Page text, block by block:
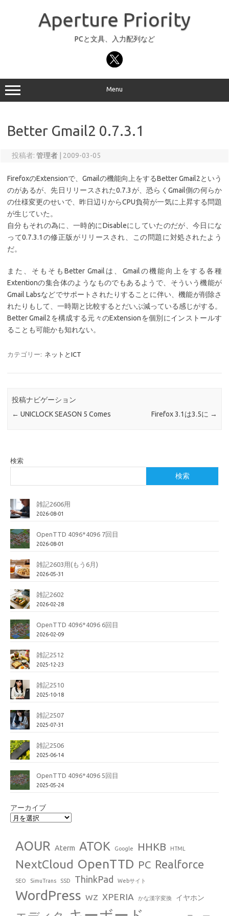
Aperture Priority
PCと文具、入力配列など
Menu
Better Gmail2 0.7.3.1
投稿者: 管理者 2009-03-05
FirefoxのExtensionで、Gmailの機能向上をするBetter Gmail2という
のがあるが、先日リリースされた0.7.3が、恐らくGmail側の何らか
の仕様変更のせいで、昨日辺りからCPU負荷が一気に上昇する問題
が生じていた。
自分もそれの為に、一時的にDisableにしていたのだが、今日にな
って0.7.3.1の修正版がリリースされ、この問題に対処されたよう
だ。
また、そもそもBetter Gmailは、Gmailの機能向上をする各種
Extentionの集合体のようなものでもあるようで、そういう機能が
Gmail Labsなどでサポートされたりすることに伴い、機能が削除さ
れたりもして、一時期と比較するとだいぶ減っている感じがする。
Better Gmail2を構成する元々のExtensionを個別にインストールす
ることも可能かも知れない。
カテゴリー: ネットとICT
投稿ナビゲーション
← UNICLOCK SEASON 5 Comes Firefox 3.1は3.5に →
検索
検索
雑記2606用
2026-08-01
OpenTTD 4096*4096 7回目
2026-08-01
雑記2603用(もう6月)
2026-05-31
雑記2602
2026-02-28
OpenTTD 4096*4096 6回目
2026-02-09
雑記2512
2025-12-23
雑記2510
2025-10-18
雑記2507
2025-07-31
雑記2506
2025-06-14
OpenTTD 4096*4096 5回目
2025-05-24
アーカイブ
AOUR Aterm ATOK Google HHKB HTML
NextCloud OpenTTD PC Realforce
SEO SimuTrans SSD ThinkPad Webサイト
WordPress WZ XPERIA かな漢字変換 イヤホン